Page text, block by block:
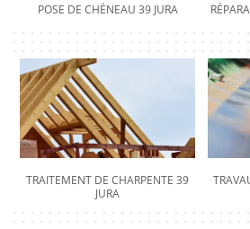
POSE DE CHÉNEAU 39 JURA
TRAITEMENT DE CHARPENTE 39
JURA